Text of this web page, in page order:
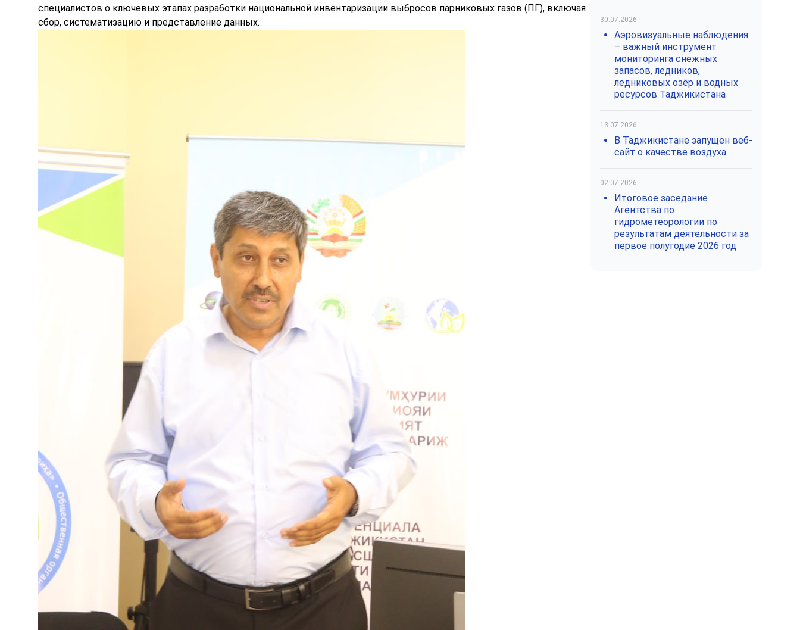
специалистов о ключевых этапах разработки национальной инвентаризации выбросов парниковых газов (ПГ), включая
сбор, систематизацию и представление данных.
30.07.2026
Аэровизуальные наблюдения
– важный инструмент
мониторинга снежных
запасов, ледников,
ледниковых озёр и водных
ресурсов Таджикистана
13.07.2026
В Таджикистане запущен веб-
сайт о качестве воздуха
02.07.2026
Итоговое заседание
Агентства по
гидрометеорологии по
результатам деятельности за
первое полугодие 2026 год